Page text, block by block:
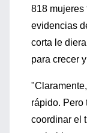
818 mujeres
evidencias
corta le
para crecer
rápido. Pero
coordinar el